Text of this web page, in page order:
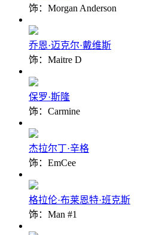
饰：Morgan Anderson
乔恩·迈克尔·戴维斯
饰：Maitre D
保罗·斯隆
饰：Carmine
杰拉尔丁·辛格
饰：EmCee
格拉伦·布莱恩特·班克斯
饰：Man #1